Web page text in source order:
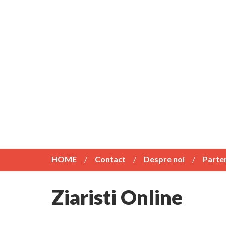
HOME Contact Despre noi
Ziaristi Online